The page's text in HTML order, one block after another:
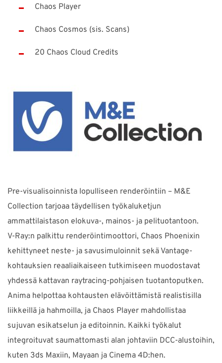
Chaos Player
Chaos Cosmos (sis. Scans)
20 Chaos Cloud Credits
Pre-visualisoinnista lopulliseen renderöintiin – M&E
Collection tarjoaa täydellisen työkaluketjun
ammattilaistason elokuva-, mainos- ja pelituotantoon.
V-Ray:n palkittu renderöintimoottori, Chaos Phoenixin
kehittyneet neste- ja savusimuloinnit sekä Vantage-
kohtauksien reaaliaikaiseen tutkimiseen muodostavat
yhdessä kattavan raytracing-pohjaisen tuotantoputken.
Anima helpottaa kohtausten elävöittämistä realistisilla
liikkeillä ja hahmoilla, ja Chaos Player mahdollistaa
sujuvan esikatselun ja editoinnin. Kaikki työkalut
integroituvat saumattomasti alan johtaviin DCC-alustoihin,
kuten 3ds Maxiin, Mayaan ja Cinema 4D:hen.